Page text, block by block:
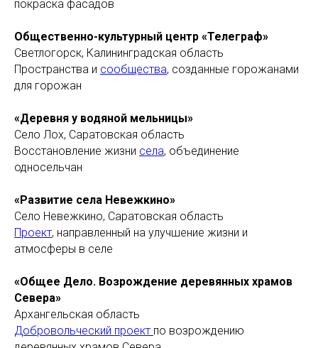
покраска фасадов
Общественно-культурный центр «Телеграф»
Светлогорск, Калининградская область
Пространства и сообщества, созданные горожанами
для горожан
«Деревня у водяной мельницы»
Село Лох, Саратовская область
Восстановление жизни села, объединение
односельчан
«Развитие села Невежкино»
Село Невежкино, Саратовская область
Проект, направленный на улучшение жизни и
атмосферы в селе
«Общее Дело. Возрождение деревянных храмов
Севера»
Архангельская область
Добровольческий проект по возрождению